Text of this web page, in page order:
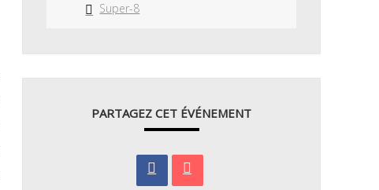
Super-8
PARTAGEZ CET ÉVÉNEMENT